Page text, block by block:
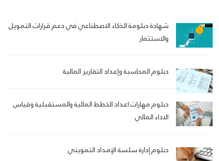
شهادة دبلومة الذكاء الاصطناعي في دعم قرارات التمويل
والاستثمار
دبلوم المحاسبة وإعداد التقارير المالية
دبلوم مهارات اعداد الخطط المالية والمستقبلية وقياس
الاداء المالي
دبلوم إدارة سلسة الإمداد التمويني